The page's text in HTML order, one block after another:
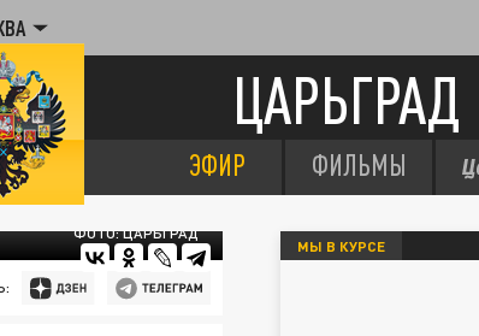
ЦАРЬГРАД
ЭФИР ФИЛЬМЫ
ФОТО: ЦАРЬГРАД
МЫ В КУРСЕ